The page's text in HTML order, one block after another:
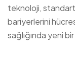
teknoloji, standart
bariyerlerini
sağlığında yeni